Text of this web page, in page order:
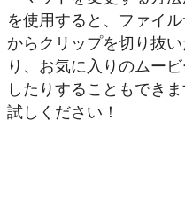
を使用すると、ファイ
からクリップを切り抜
り、お気に入りのムー
したりすることもでき
試しください！